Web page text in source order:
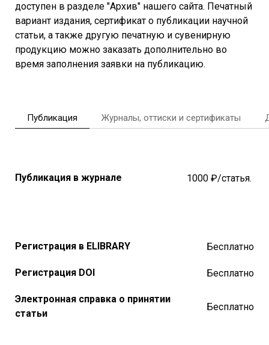
доступен в разделе "Архив" нашего сайта. Печатный
вариант издания, сертификат о публикации научной
статьи, а также другую печатную и сувенирную
продукцию можно заказать дополнительно во
время заполнения заявки на публикацию.
Публикация Журналы, оттиски и сертификаты
Публикация в журнале 1000 ₽/статья.
Регистрация в ELIBRARY Бесплатно
Регистрация DOI Бесплатно
Электронная справка о принятии
статьи
Бесплатно